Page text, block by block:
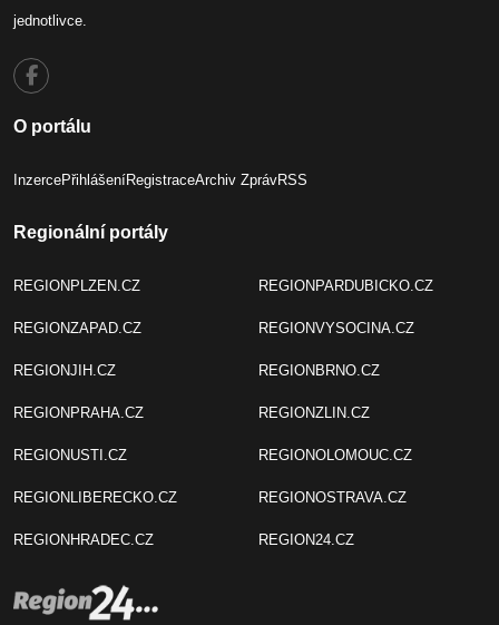
jednotlivce.
O portálu
InzercePřihlášeníRegistraceArchiv ZprávRSS
Regionální portály
REGIONPLZEN.CZ
REGIONZAPAD.CZ
REGIONJIH.CZ
REGIONPRAHA.CZ
REGIONUSTI.CZ
REGIONLIBERECKO.CZ
REGIONHRADEC.CZ
REGIONPARDUBICKO.CZ
REGIONVYSOCINA.CZ
REGIONBRNO.CZ
REGIONZLIN.CZ
REGIONOLOMOUC.CZ
REGIONOSTRAVA.CZ
REGION24.CZ